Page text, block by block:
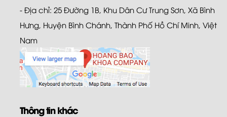
- Địa chỉ: 25 Đường 1B, Khu Dân Cư Trung Sơn, Xã Bình
Hưng, Huyện Bình Chánh, Thành Phố Hồ Chí Minh, Việt
Nam
Thông tin khác